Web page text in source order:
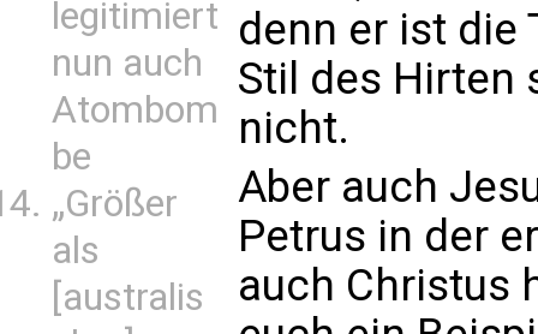
legitimiert
nun auch
Atombom
be
„Größer
als
[australis
denn er ist die
Stil des Hirten
nicht.
Aber auch
Petrus in der
auch Christus